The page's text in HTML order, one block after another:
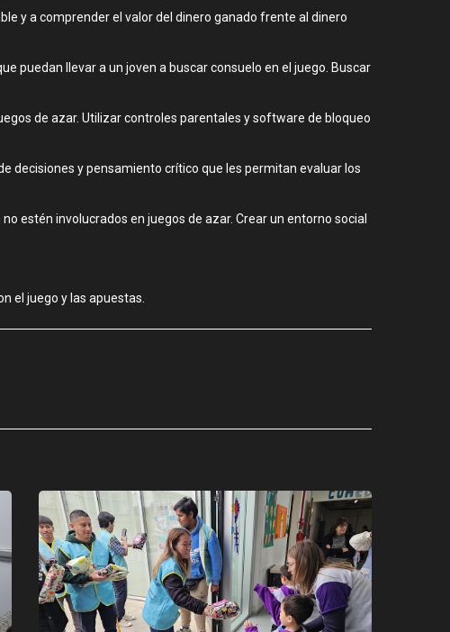
y a comprender el valor del dinero ganado frente al dinero
puedan llevar a un joven a buscar consuelo en el juego. Buscar
de azar. Utilizar controles parentales y software de bloqueo
decisiones y pensamiento crítico que les permitan evaluar los
estén involucrados en juegos de azar. Crear un entorno social
el juego y las apuestas.